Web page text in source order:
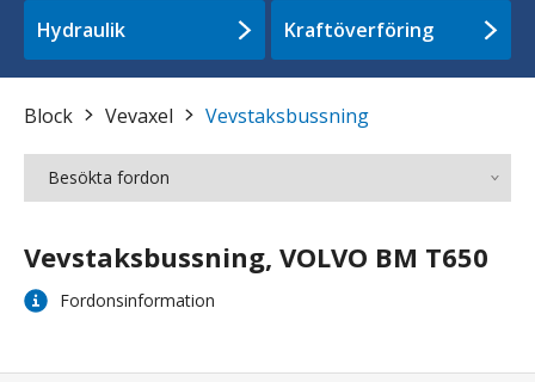
Hydraulik Kraftöverföring
Block Vevaxel Vevstaksbussning
Besökta fordon
Vevstaksbussning, VOLVO BM T650
Fordonsinformation